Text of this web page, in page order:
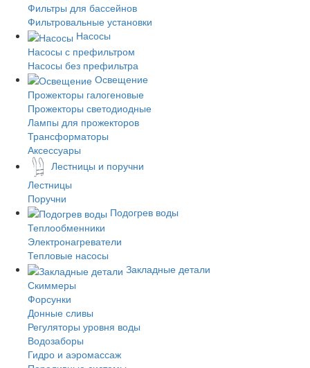
Фильтры для бассейнов
Фильтровальные установки
Насосы
Насосы с префильтром
Насосы без префильтра
Освещение
Прожекторы галогеновые
Прожекторы светодиодные
Лампы для прожекторов
Трансформаторы
Аксессуары
Лестницы и поручни
Лестницы
Поручни
Подогрев воды
Теплообменники
Электронагреватели
Тепловые насосы
Закладные детали
Скиммеры
Форсунки
Донные сливы
Регуляторы уровня воды
Водозаборы
Гидро и аэромассаж